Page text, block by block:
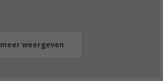
meer weergeven